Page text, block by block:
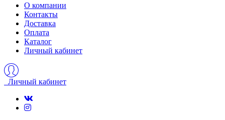
О компании
Контакты
Доставка
Оплата
Каталог
Личный кабинет
Личный кабинет